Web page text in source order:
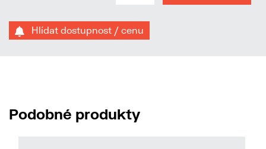
Hlídat dostupnost / cenu
Podobné produkty